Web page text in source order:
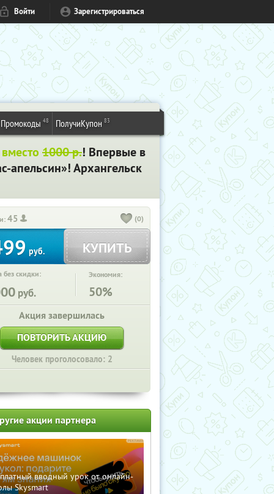
Войти Зарегистрироваться
Промокоды 48 ПолучиКупон 83
1000 р.! Впервые в
апельсин»! Архангельск
45 (0)
руб. КУПИТЬ
без скидки:
руб.
Экономия:
50%
Акция завершилась
ПОВТОРИТЬ АКЦИЮ
Человек проголосовало: 2
акции партнера
вводный урок от онлайн-
Skysmart